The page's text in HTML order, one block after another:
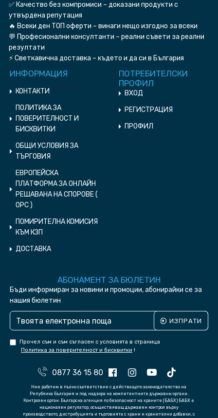
✅ Качество без компромиси – доказани продукти с
утвърдена репутация
🔥 Всеки ден ТОП оферти – винаги нещо изгодно за всеки
💬 Професионални консултанти – реални съвети за реални
резултати
⚡ Светкавична доставка – където и да си в България
ИНФОРМАЦИЯ
КОНТАКТИ
ПОЛИТИКА ЗА
ПОВЕРИТЕЛНОСТ И
БИСКВИТКИ
ОБЩИ УСЛОВИЯ ЗА
ТЪРГОВИЯ
ЕВРОПЕЙСКА
ПЛАТФОРМА ЗА ОНЛАЙН
РЕШАВАНА НА СПОРОВЕ (
ОPC )
ПОМИРИТЕЛНА КОМИСИЯ
КЪМ КЗП
ДОСТАВКА
ПОТРЕБИТЕЛСКИ
ПРОФИЛ
ВХОД
РЕГИСТРАЦИЯ
ПРОФИЛ
АБОНАМЕНТ ЗА БЮЛЕТИН
Бъди информиран за новини и промоции, абонирайки се за
нашия бюлетин
ИЗПРАТИ
Прочел съм и съм съгласен с условията в страница
Политика за поверителност и бисквитки !
0877 36 15 80
Ние работим в пълно съответствие с действащото законодателство на
Република България и под надзора на компетентните държавни органи.
Контролен орган: Българска агенция по безопасност на храните (БАБХ) БАБХ е
национален регулатор, осъществяващ държавен контрол върху
производството, дистрибуцията и търговията с храни и хранителни добавки, с